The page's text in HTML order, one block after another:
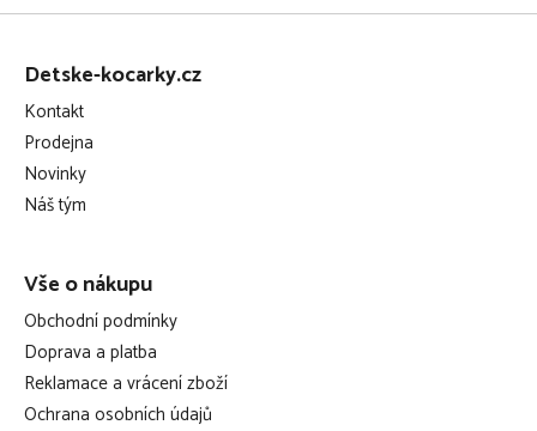
Z
Detske-kocarky.cz
Kontakt
Prodejna
Novinky
Náš tým
Vše o nákupu
Obchodní podmínky
Doprava a platba
Reklamace a vrácení zboží
Ochrana osobních údajů